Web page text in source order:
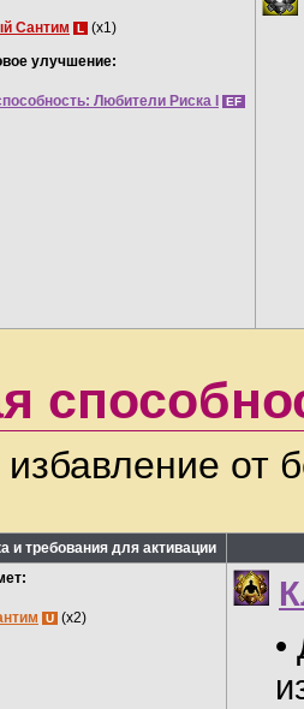
Сантим L (x1)
улучшение:
Любители Риска I EF
от
и требования для активации
U (x2)
•